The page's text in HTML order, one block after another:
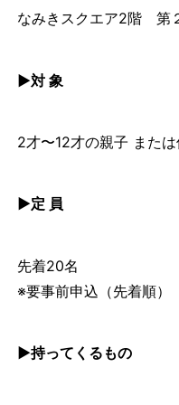
なみきスクエア2階 第
▶︎対 象
2才〜12才の親子 また
▶︎定 員
先着20名
※要事前申込（先着順）
▶︎持ってくるもの